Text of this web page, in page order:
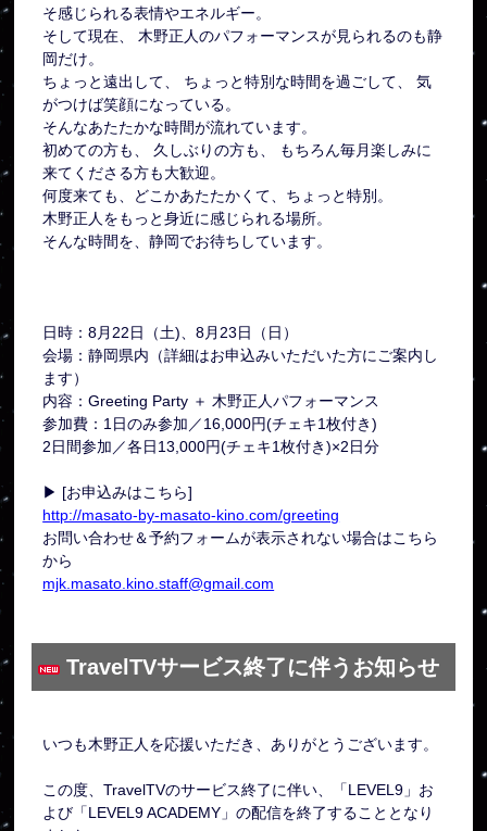
そ感じられる表情やエネルギー。
そして現在、 木野正人のパフォーマンスが見られるのも静
岡だけ。
ちょっと遠出して、 ちょっと特別な時間を過ごして、 気
がつけば笑顔になっている。
そんなあたたかな時間が流れています。
初めての方も、 久しぶりの方も、 もちろん毎月楽しみに
来てくださる方も大歓迎。
何度来ても、どこかあたたかくて、ちょっと特別。
木野正人をもっと身近に感じられる場所。
そんな時間を、静岡でお待ちしています。
日時：8月22日（土)、8月23日（日）
会場：静岡県内（詳細はお申込みいただいた方にご案内し
ます）
内容：Greeting Party ＋ 木野正人パフォーマンス
参加費：1日のみ参加／16,000円(チェキ1枚付き)
2日間参加／各日13,000円(チェキ1枚付き)×2日分
▶ [お申込みはこちら]
http://masato-by-masato-kino.com/greeting
お問い合わせ＆予約フォームが表示されない場合はこちら
から
mjk.masato.kino.staff@gmail.com
TravelTVサービス終了に伴うお知らせ
いつも木野正人を応援いただき、ありがとうございます。
この度、TravelTVのサービス終了に伴い、「LEVEL9」お
よび「LEVEL9 ACADEMY」の配信を終了することとなり